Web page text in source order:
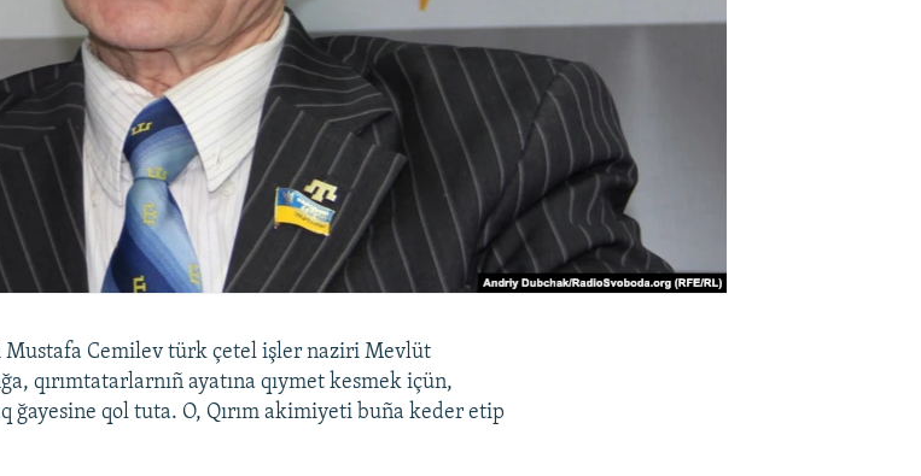
Mustafa Cemilev türk çetel işler naziri Mevlüt
qırımtatarlarnıñ ayatına qıymet kesmek içün,
ğayesine qol tuta. O, Qırım akimiyeti buña keder etip